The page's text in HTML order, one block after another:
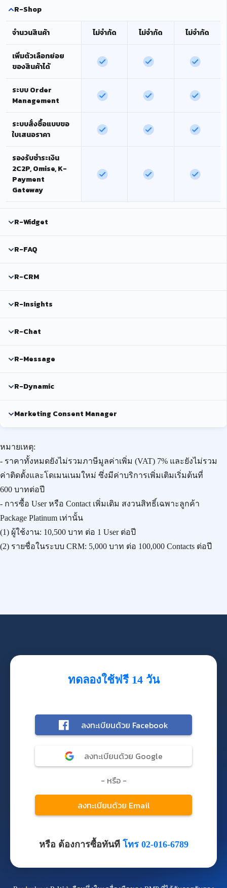
R-Shop
จำนวนสินค้า ไม่จำกัด ไม่จำกัด ไม่จำกัด
เพิ่มตัวเลือกย่อย
ของสินค้าได้
ระบบ Order
Management
ระบบสั่งซื้อแบบขอ
ใบเสนอราคา
รองรับชำระเงิน
2C2P, Omise, K-
Payment
Gateway
R-Widget
R-FAQ
R-CRM
R-Insights
R-Chat
R-Message
R-Dynamic
Marketing Consent Manager
หมายเหตุ:
- ราคาทั้งหมดยังไม่รวมภาษีมูลค่าเพิ่ม (VAT) 7% และยังไม่รวม
ค่าติดตั้งและโดเมนเนมใหม่ ซึ่งมีค่าบริการเพิ่มเติมเริ่มต้นที่
600 บาทต่อปี
- การซื้อ User หรือ Contact เพิ่มเติม สงวนสิทธิ์เฉพาะลูกค้า
Package Platinum เท่านั้น
(1) ผู้ใช้งาน: 10,500 บาท ต่อ 1 User ต่อปี
(2) รายชื่อในระบบ CRM: 5,000 บาท ต่อ 100,000 Contacts ต่อปี
ทดลองใช้ฟรี 14 วัน
หรือ ต้องการซื้อทันที โทร 02-016-6789